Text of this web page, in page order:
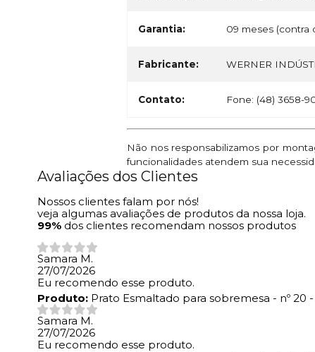
Garantia: 09 meses (contra
Fabricante: WERNER
Contato: Fone: (48) 3658-
Não nos responsabilizamos por
funcionalidades atendem sua
Avaliações dos Clientes
Nossos clientes falam por nós!
veja algumas avaliações de produtos da nossa loja.
99% dos clientes recomendam nossos produtos
Samara M.
27/07/2026
Eu recomendo esse produto.
Produto: Prato Esmaltado para sobremesa - nº 20
Samara M.
27/07/2026
Eu recomendo esse produto.